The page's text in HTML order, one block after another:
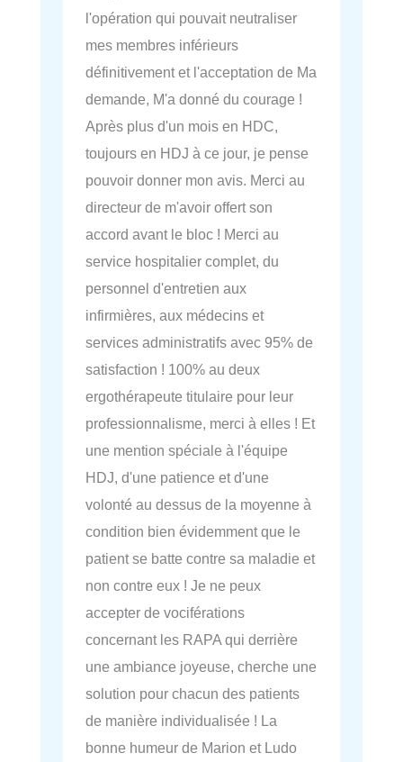
l'opération qui pouvait neutraliser
mes membres inférieurs
définitivement et l'acceptation de Ma
demande, M'a donné du courage !
Après plus d'un mois en HDC,
toujours en HDJ à ce jour, je pense
pouvoir donner mon avis. Merci au
directeur de m'avoir offert son
accord avant le bloc ! Merci au
service hospitalier complet, du
personnel d'entretien aux
infirmières, aux médecins et
services administratifs avec 95% de
satisfaction ! 100% au deux
ergothérapeute titulaire pour leur
professionnalisme, merci à elles ! Et
une mention spéciale à l'équipe
HDJ, d'une patience et d'une
volonté au dessus de la moyenne à
condition bien évidemment que le
patient se batte contre sa maladie et
non contre eux ! Je ne peux
accepter de vociférations
concernant les RAPA qui derrière
une ambiance joyeuse, cherche une
solution pour chacun des patients
de manière individualisée ! La
bonne humeur de Marion et Ludo